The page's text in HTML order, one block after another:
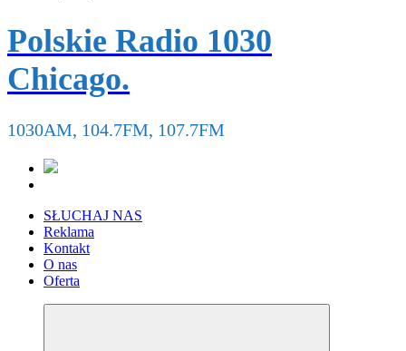
Polskie Radio 1030
Chicago.
1030AM, 104.7FM, 107.7FM
SŁUCHAJ NAS
Reklama
Kontakt
O nas
Oferta